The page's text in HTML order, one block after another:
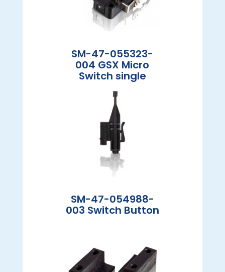
SM-47-055323-
004 GSX Micro
Switch single
SM-47-054988-
003 Switch Button